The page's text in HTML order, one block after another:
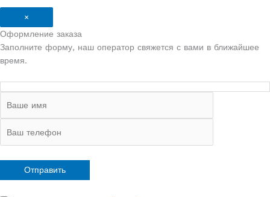
×
Оформление заказа
Заполните форму, наш оператор свяжется с вами в ближайшее
время.